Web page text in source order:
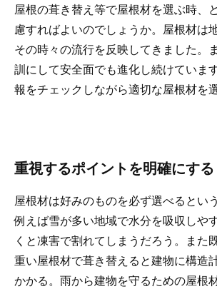
屋根の葺き替え等で屋根材を選ぶ時、
慮すればよいのでしょうか。屋根材は
その時々の流行を反映してきました。
訓にして安全面でも進化し続けていま
報をチェックしながら適切な屋根材を
重視するポイントを明確にする
屋根材は好みのものを必ず選べるとい
例えば雪が多い地域で水分を吸収しや
くと凍害で割れてしまうだろう。また
重い屋根材で葺き替えると建物に構造
かかる。雨から建物を守るための屋根